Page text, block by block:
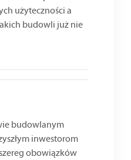
użyteczności a
budowli już nie
budowlanym
inwestorom
obowiązków